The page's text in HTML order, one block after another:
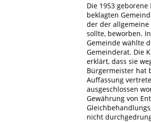
Die 1953
beklagten
der der
sollte, beworben.
Gemeinde wählte
Gemeinderat. Die
erklärt, dass sie
Bürgermeister hat
Auffassung
ausgeschlossen
Gewährung von
nicht